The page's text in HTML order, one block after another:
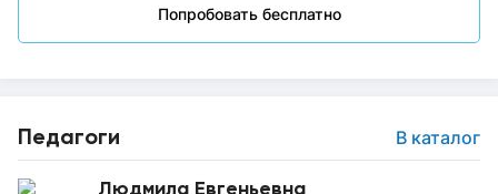
Попробовать бесплатно
Педагоги В каталог
Людмила Евгеньевна